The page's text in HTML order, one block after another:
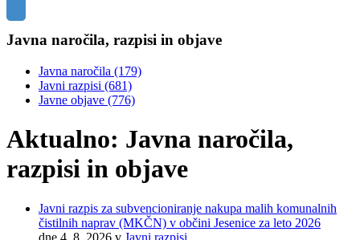
Javna naročila, razpisi in objave
Javna naročila (179)
Javni razpisi (681)
Javne objave (776)
Aktualno: Javna naročila,
razpisi in objave
Javni razpis za subvencioniranje nakupa malih komunalnih
čistilnih naprav (MKČN) v občini Jesenice za leto 2026
dne 4. 8. 2026 v Javni razpisi